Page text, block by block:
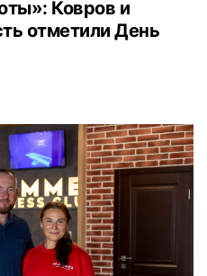
Ковров и
отметили День